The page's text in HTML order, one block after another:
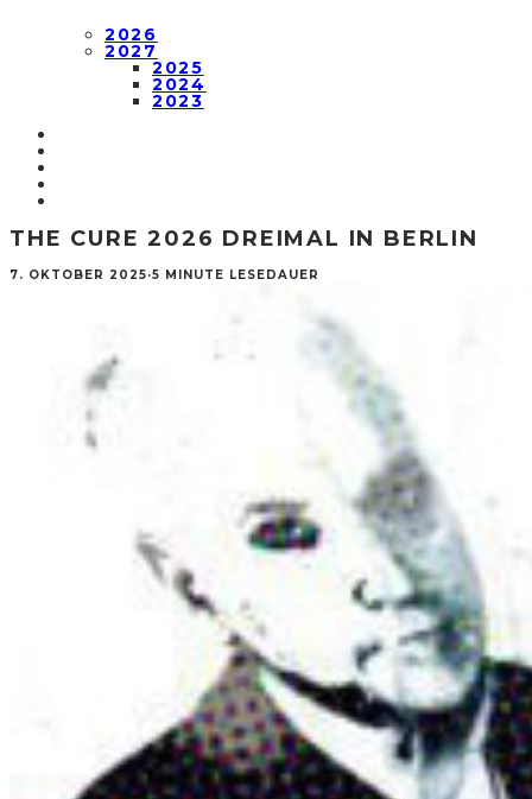
2026
2027
2025
2024
2023
THE CURE 2026 DREIMAL IN BERLIN
7. OKTOBER 2025·5 MINUTE LESEDAUER